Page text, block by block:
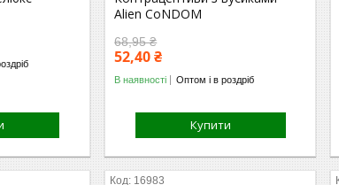
Alien CoNDOM
68,95 ₴
52,40 ₴
В наявності Оптом і в роздріб
Купити
16983